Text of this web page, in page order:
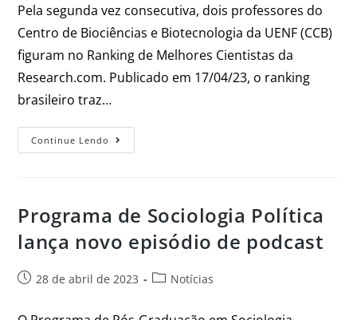
Pela segunda vez consecutiva, dois professores do
Centro de Biociências e Biotecnologia da UENF (CCB)
figuram no Ranking de Melhores Cientistas da
Research.com. Publicado em 17/04/23, o ranking
brasileiro traz…
Continue Lendo
Programa de Sociologia Política
lança novo episódio de podcast
28 de abril de 2023 Notícias